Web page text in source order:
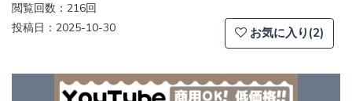
閲覧回数：216回
投稿日：2025-10-30
お気に入り(2)